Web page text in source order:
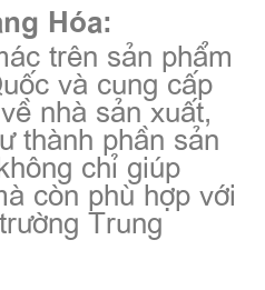
Hóa:
trên sản phẩm
và cung cấp
nhà sản xuất,
thành phần sản
chỉ giúp
còn phù hợp với
Trung